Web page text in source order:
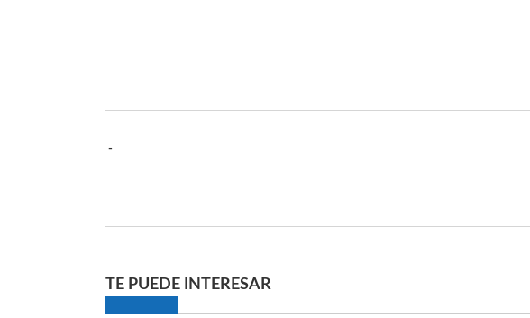
-
TE PUEDE INTERESAR